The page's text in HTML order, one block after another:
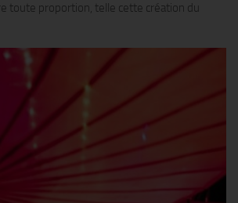
toute proportion, telle cette création du